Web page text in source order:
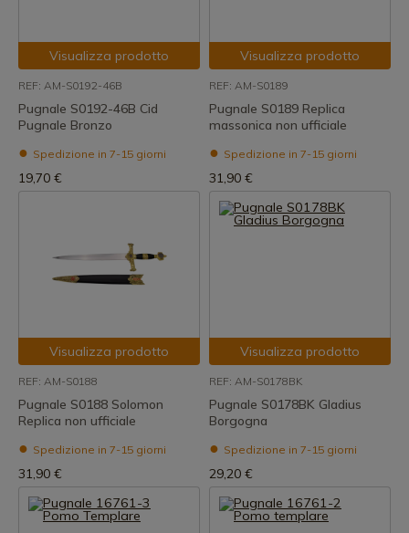
Visualizza prodotto
REF: AM-S0192-46B
Pugnale S0192-46B Cid
Pugnale Bronzo
Spedizione in 7-15 giorni
19,70 €
Visualizza prodotto
REF: AM-S0189
Pugnale S0189 Replica
massonica non ufficiale
Spedizione in 7-15 giorni
31,90 €
Visualizza prodotto
REF: AM-S0188
Pugnale S0188 Solomon
Replica non ufficiale
Spedizione in 7-15 giorni
31,90 €
Visualizza prodotto
REF: AM-S0178BK
Pugnale S0178BK Gladius
Borgogna
Spedizione in 7-15 giorni
29,20 €